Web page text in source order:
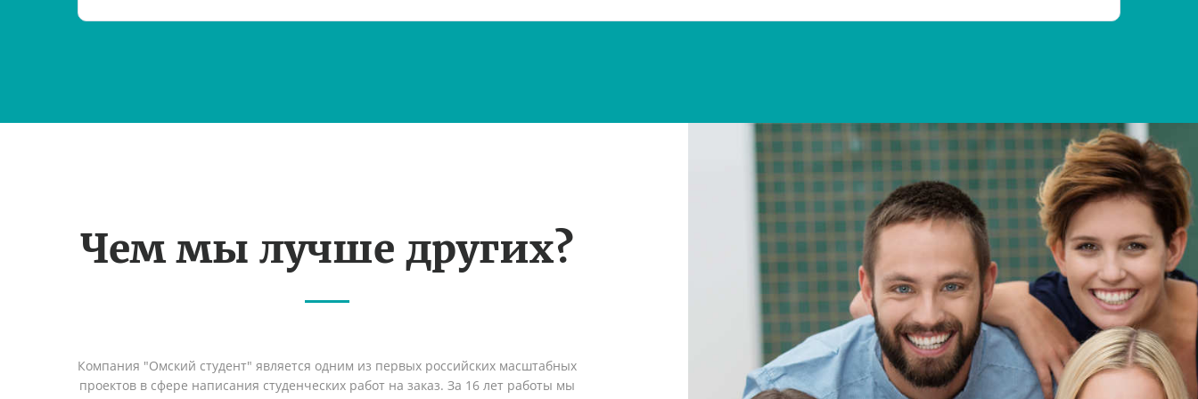
Чем мы лучше других?
Компания "Омский студент" является одним из первых российских масштабных
проектов в сфере написания студенческих работ на заказ. За 16 лет работы мы